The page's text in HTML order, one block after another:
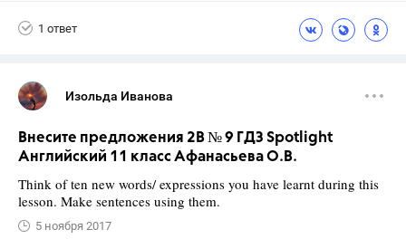
1 ответ
Изольда Иванова
Внесите предложения 2B № 9 ГДЗ Spotlight
Английский 11 класс Афанасьева О.В.
Think of ten new words/ expressions you have learnt during this
lesson. Make sentences using them.
5 ноября 2017